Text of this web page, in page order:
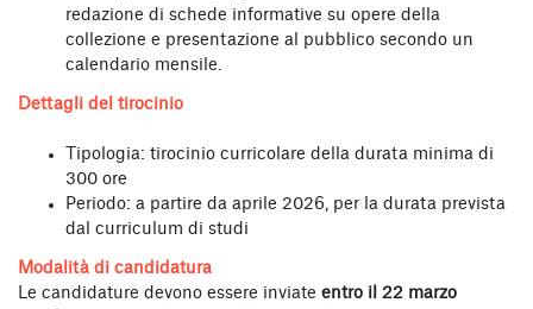
redazione di schede informative su opere della
collezione e presentazione al pubblico secondo un
calendario mensile.
Dettagli del tirocinio
Tipologia: tirocinio curricolare della durata minima di
300 ore
Periodo: a partire da aprile 2026, per la durata prevista
dal curriculum di studi
Modalità di candidatura
Le candidature devono essere inviate entro il 22 marzo